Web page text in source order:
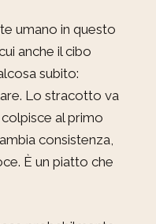
umano in questo
anche il cibo
subito:
Lo stracotto va
al primo
consistenza,
È un piatto che